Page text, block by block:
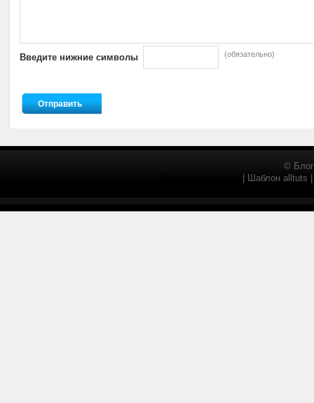
Введите нижние символы (обязательно)
©
| Шаблон alltuts